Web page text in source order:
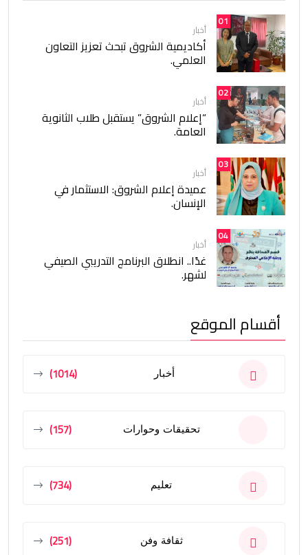
01
أخبار
أكاديمية الشروق تبحث تعزيز التعاون
العلمي.
02
أخبار
“إعلام الشروق” يستقبل طلاب الثانوية
العامة.
03
أخبار
عميدة إعلام الشروق: الاستثمار في
الإنسان.
04
أخبار
غدًا.. انطلاق البرنامج التدريبي الصيفي
لشهر.
أقسام الموقع
أخبار (1014)
تحقيقات وحوارات (157)
تعليم (734)
ثقافة وفن (251)